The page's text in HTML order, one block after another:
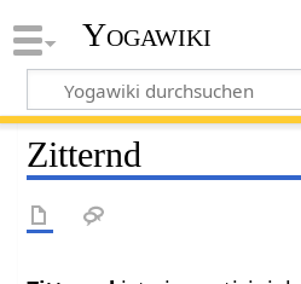
Yogawiki
Zitternd